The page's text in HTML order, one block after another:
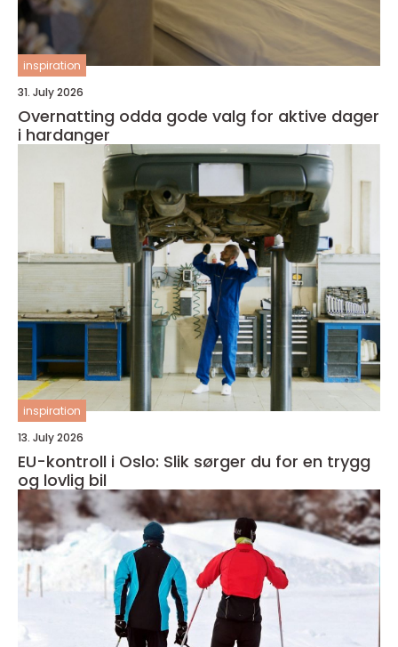
inspiration
31. July 2026
Overnatting odda gode valg for aktive dager
i hardanger
inspiration
13. July 2026
EU-kontroll i Oslo: Slik sørger du for en trygg
og lovlig bil